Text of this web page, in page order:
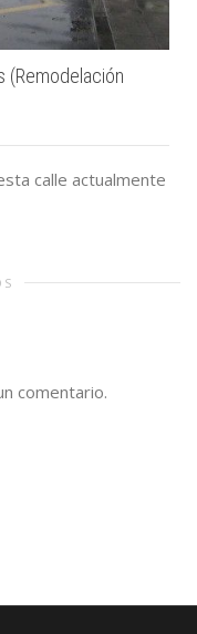
(Remodelación
calle actualmente
comentario.